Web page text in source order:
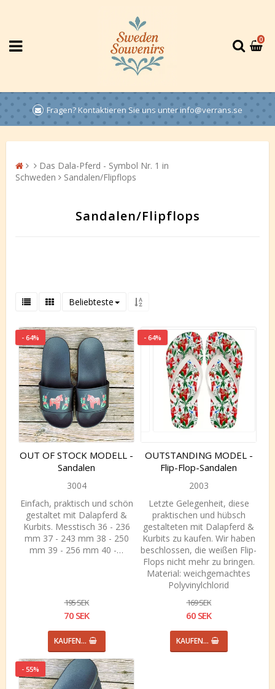
0
Fragen? Kontaktieren Sie uns unter info@verrans.se
Das Dala-Pferd - Symbol Nr. 1 in
Schweden
Sandalen/Flipflops
Sandalen/Flipflops
Beliebteste
- 64%
OUT OF STOCK MODELL -
Sandalen
3004
Einfach, praktisch und schön
gestaltet mit Dalapferd &
Kurbits. Messtisch 36 - 236
mm 37 - 243 mm 38 - 250
mm 39 - 256 mm 40 -…
195 SEK
70 SEK
KAUFEN…
- 64%
OUTSTANDING MODEL -
Flip-Flop-Sandalen
2003
Letzte Gelegenheit, diese
praktischen und hübsch
gestalteten mit Dalapferd &
Kurbits zu kaufen. Wir haben
beschlossen, die weißen Flip-
Flops nicht mehr zu bringen.
Material: weichgemachtes
Polyvinylchlorid
169 SEK
60 SEK
KAUFEN…
- 55%